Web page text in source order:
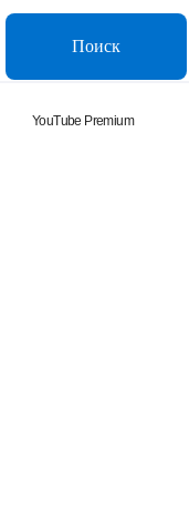
Поиск
YouTube Premium